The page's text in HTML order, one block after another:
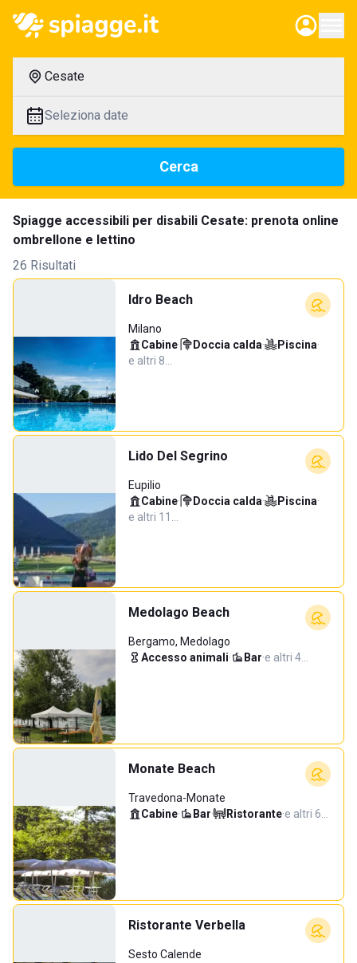
Cesate
Seleziona date
Cerca
Spiagge accessibili per disabili Cesate: prenota online
ombrellone e lettino
26 Risultati
Idro Beach
Milano
Cabine· Doccia calda· Piscina·
e altri 8…
Lido Del Segrino
Eupilio
Cabine· Doccia calda· Piscina·
e altri 11…
Medolago Beach
Bergamo, Medolago
Accesso animali· Bar·e altri 4…
Monate Beach
Travedona-Monate
Cabine· Bar· Ristorante·e altri 6…
Ristorante Verbella
Sesto Calende